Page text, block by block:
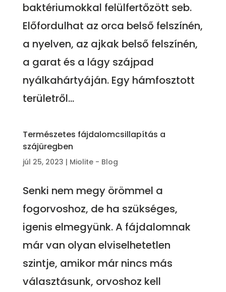
baktériumokkal felülfertőzött seb.
Előfordulhat az orca belső felszínén,
a nyelven, az ajkak belső felszínén,
a garat és a lágy szájpad
nyálkahártyáján. Egy hámfosztott
területről...
Természetes fájdalomcsillapítás a
szájüregben
júl 25, 2023 | Miolite - Blog
Senki nem megy örömmel a
fogorvoshoz, de ha szükséges,
igenis elmegyünk. A fájdalomnak
már van olyan elviselhetetlen
szintje, amikor már nincs más
választásunk, orvoshoz kell